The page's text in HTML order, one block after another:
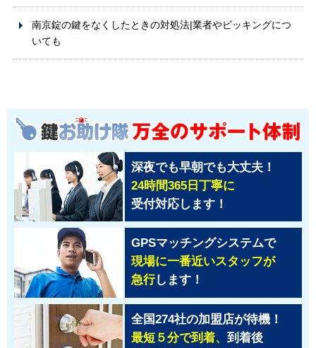
南京錠の鍵をなくしたときの対処法|業者やピッキングにつ
いても
深夜でも早朝でも大丈夫！
24時間365日丁寧に
受付対応します！
GPSマッチングシステムで
現場に一番近いスタッフが
急行します！
全国274社の加盟店が待機！
最短５分で到着、到着後